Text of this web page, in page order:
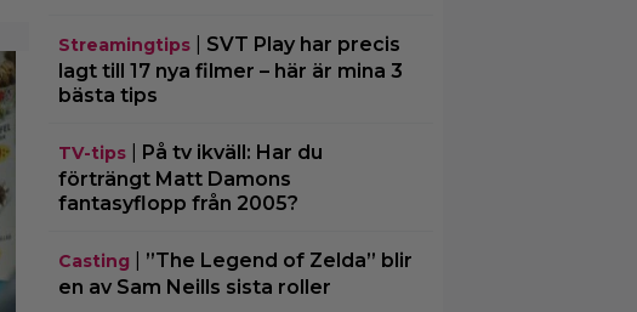
Streamingtips| SVT Play har precis
lagt till 17 nya filmer – här är mina 3
bästa tips
TV-tips| På tv ikväll: Har du
förträngt Matt Damons
fantasyflopp från 2005?
Casting
”The Legend of Zelda” blir
en av Sam Neills sista roller